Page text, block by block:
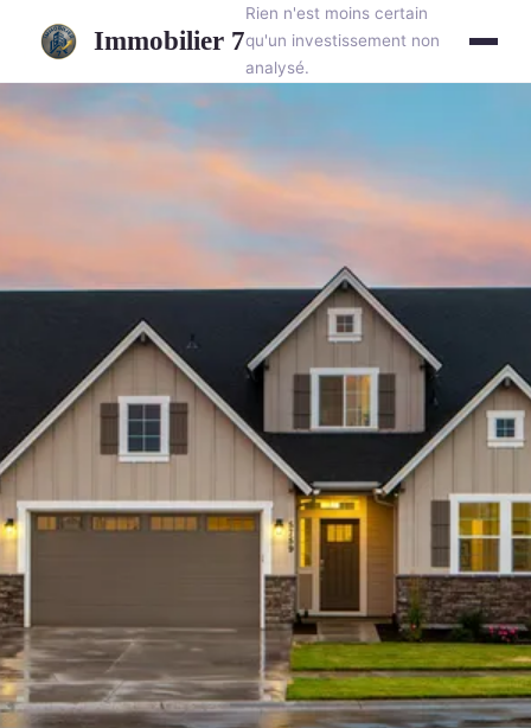
Immobilier 7
Rien n'est moins certain
qu'un investissement non
analysé.